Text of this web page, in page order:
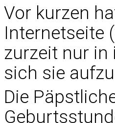
Vor kurzen
Internetseite (
zurzeit nur in
sich sie
Die